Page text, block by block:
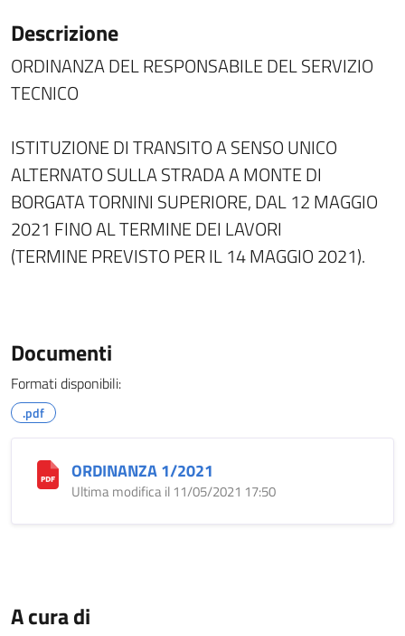
Descrizione
ORDINANZA DEL RESPONSABILE DEL SERVIZIO
TECNICO
ISTITUZIONE DI TRANSITO A SENSO UNICO
ALTERNATO SULLA STRADA A MONTE DI
BORGATA TORNINI SUPERIORE, DAL 12 MAGGIO
2021 FINO AL TERMINE DEI LAVORI
(TERMINE PREVISTO PER IL 14 MAGGIO 2021).
Documenti
Formati disponibili:
.pdf
ORDINANZA 1/2021
Ultima modifica il 11/05/2021 17:50
A cura di